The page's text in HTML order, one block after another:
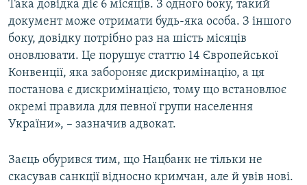
Така довідка діє 6 місяців. З одного боку, такий
документ може отримати будь-яка особа. З іншого
боку, довідку потрібно раз на шість місяців
оновлювати. Це порушує статтю 14 Європейської
Конвенції, яка забороняє дискримінацію, а ця
постанова є дискримінацією, тому що встановлює
окремі правила для певної групи населення
України», – зазначив адвокат.
Заєць обурився тим, що Нацбанк не тільки не
скасував санкції відносно кримчан, але й увів нові.